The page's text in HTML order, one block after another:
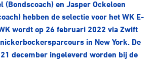
(Bondscoach) en Jasper Ockeloen
hebben de selectie voor het WK E-
wordt op 26 februari 2022 via Zwift
in New York. De
december ingeleverd worden bij de
Gravel